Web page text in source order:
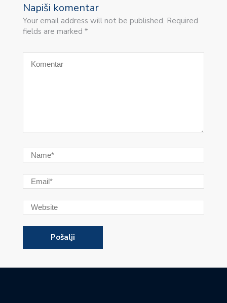
Napiši komentar
Your email address will not be published. Required
fields are marked *